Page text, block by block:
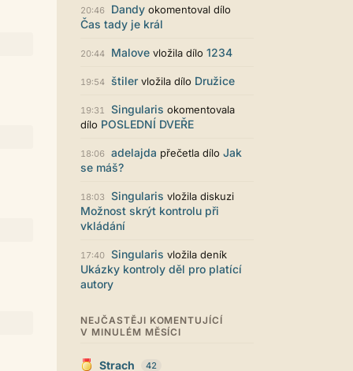
puero 29.07. 11:53
Zajímavý počin. Líbí se mi jak je to
Santiago Dibla 29.07. 11:01
Ahoj všem! Právě jsem publikoval
svou druhou sbírku. Dostupná je ve
přečtení! Sbírka nese název Já v
sobě, dostupná je například zde:
a-v-sobe-428529 Santiago :)
super práca, symbol toho, že to tu
ešte žije
Strach 26.07. 21:35
zvykani po tech x letech ale
zvykneme sei
chvilku jsem si zvykala, ale je to
moc pěkné
LUKiO 26.07. 20:38
20:46 Dandy okomentoval dílo
Čas tady je král
20:44 Malove vložila dílo 1234
19:54 štiler vložila dílo Družice
19:31 Singularis okomentovala
dílo POSLEDNÍ DVEŘE
18:06 adelajda přečetla dílo Jak
se máš?
18:03 Singularis vložila diskuzi
Možnost skrýt kontrolu při
vkládání
17:40 Singularis vložila deník
Ukázky kontroly děl pro platící
autory
NEJČASTĚJI KOMENTUJÍCÍ
V MINULÉM MĚSÍCI
Strach 42